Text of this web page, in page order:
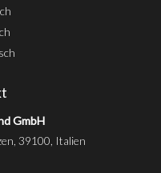
GmbH
39100, Italien